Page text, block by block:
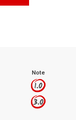
Note
1.0
3.0